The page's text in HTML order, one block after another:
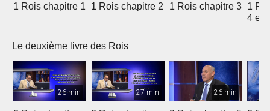
1 Rois chapitre 1 1 Rois chapitre 2 1 Rois chapitre 3
1
4 et 5
Le deuxième livre des Rois
26 min 27 min 26 min